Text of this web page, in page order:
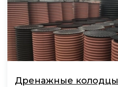
Дренажные колодцы